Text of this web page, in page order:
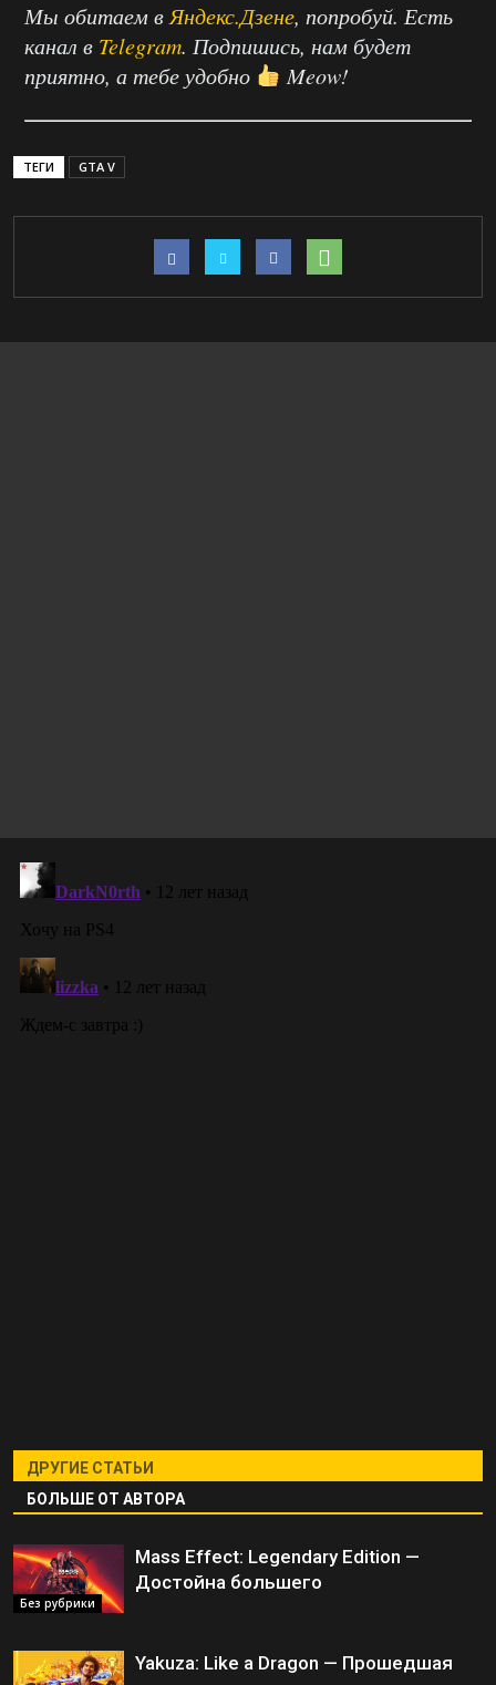
Мы обитаем вЯндекс.Дзене, попробуй. Есть
канал в Telegram. Подпишись, нам будет
приятно, а тебе удобно
Meow!
ТЕГИ GTA V
ДРУГИЕ СТАТЬИ
БОЛЬШЕ ОТ АВТОРА
Без рубрики
Mass Effect: Legendary Edition —
Достойна большего
Yakuza: Like a Dragon — Прошедшая